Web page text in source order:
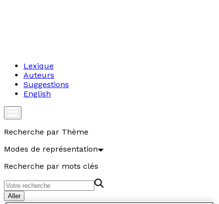
Lexique
Auteurs
Suggestions
English
Recherche par Thème
Modes de représentation
Recherche par mots clés
Aller